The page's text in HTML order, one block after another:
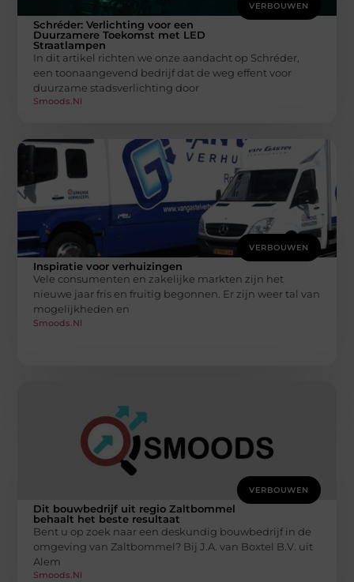
VERBOUWEN
Schréder: Verlichting voor een
Duurzamere Toekomst met LED
Straatlampen
In dit artikel richten we onze aandacht op Schréder,
een toonaangevend bedrijf dat de weg effent voor
duurzame stadsverlichting door
Smoods.nl
VERBOUWEN
Inspiratie voor verhuizingen
Vele consumenten en zakelijke markten zijn het
nieuwe jaar fris en fruitig begonnen. Er zijn weer tal van
mogelijkheden en
Smoods.nl
VERBOUWEN
Dit bouwbedrijf uit regio Zaltbommel
behaalt het beste resultaat
Bent u op zoek naar een deskundig bouwbedrijf in de
omgeving van Zaltbommel? Bij J.A. van Boxtel B.V. uit
Alem
Smoods.nl